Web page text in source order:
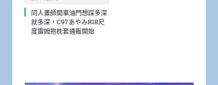
同人畫師開車油門想踩多深
就多深，C97あやみR18尺
度雷姆抱枕套通販開始